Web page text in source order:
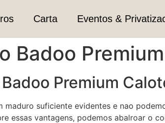
Carta Eventos &
Badoo
Premium
maduro suficiente evidentes e nao
essas vantagens, podemos abalroar o